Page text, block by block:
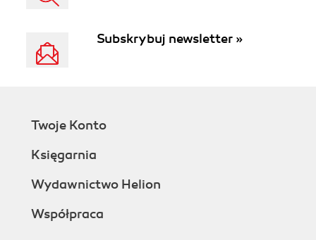
Subskrybuj newsletter »
Twoje Konto
Księgarnia
Wydawnictwo Helion
Współpraca